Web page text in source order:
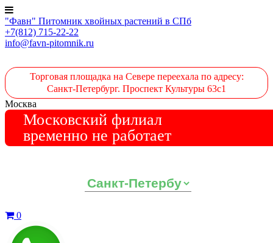
"Фавн" Питомник хвойных растений в СПб
+7(812) 715-22-22
info@favn-pitomnik.ru
Торговая площадка на Севере переехала по адресу:
Санкт-Петербург. Проспект Культуры 63с1
Москва
Московский филиал
временно не работает
0